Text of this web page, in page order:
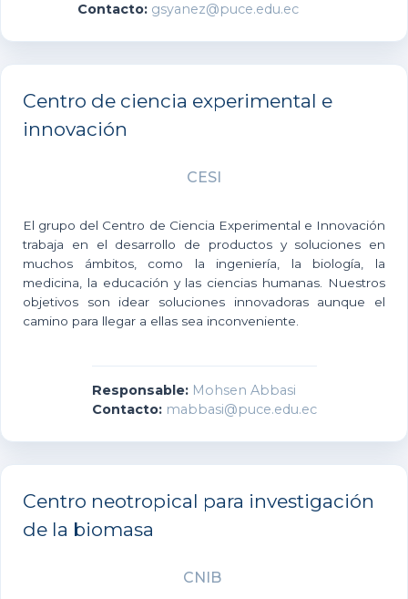
Contacto:gsyanez@puce.edu.ec
Centro de ciencia experimental e
innovación
CESI
El grupo del Centro de Ciencia Experimental e Innovación
trabaja en el desarrollo de productos y soluciones en
muchos ámbitos, como la ingeniería, la biología, la
medicina, la educación y las ciencias humanas. Nuestros
objetivos son idear soluciones innovadoras aunque el
camino para llegar a ellas sea inconveniente.
Responsable:Mohsen Abbasi
Contacto:mabbasi@puce.edu.ec
Centro neotropical para investigación
de la biomasa
CNIB